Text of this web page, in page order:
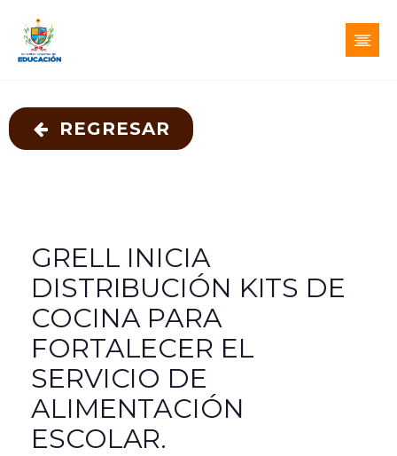
REGRESAR
GRELL INICIA
DISTRIBUCIÓN KITS DE
COCINA PARA
FORTALECER EL
SERVICIO DE
ALIMENTACIÓN
ESCOLAR.